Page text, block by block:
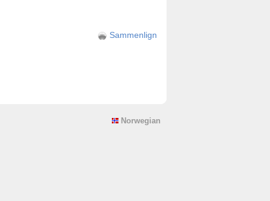
Sammenlign
Norwegian